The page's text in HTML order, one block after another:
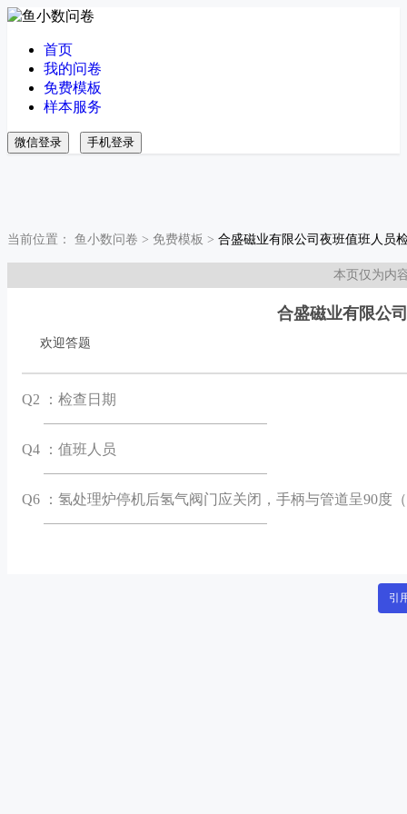
首页
我的问卷
免费模板
样本服务
微信登录 手机登录
当前位置： 鱼小数问卷 > 免费模板 > 合盛磁业有限公司夜班值班人员
本页仅为内
合盛磁业有限公
欢迎答题
Q2 ：检查日期
Q4 ：值班人员
Q6 ：氢处理炉停机后氢气阀门应关闭，手柄与管道呈90度
引